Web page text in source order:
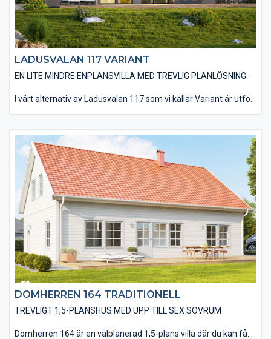
LADUSVALAN 117 VARIANT
EN LITE MINDRE ENPLANSVILLA MED TREVLIG PLANLÖSNING.
I vårt alternativ av Ladusvalan 117 som vi kallar Variant är utfört
finns möjlighet att välja till ett invändigt ryggåstak i
vardagsrummet vilket ger en härlig rymd. Redan som standard
ingår de stora härliga fönsterpartierna som går ända ner till
golvet. Du har en mängd valmöjligheter när det kommer till
material och utföranden. Välj bland olika träpaneltyper,
takbeläggningar, fönstertyper mm för att skapa just din
husdröm.
DOMHERREN 164 TRADITIONELL
TREVLIGT 1,5-PLANSHUS MED UPP TILL SEX SOVRUM
Domherren 164 är en välplanerad 1,5-plans villa där du kan få